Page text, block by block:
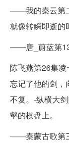
——我的秦云第
就像转瞬即逝的
——唐_蔚蓝第13
陈飞燕第26集
忘记了他的剑，
不复。-纵横大
壑的棋盘上。
——秦蒙古歌第